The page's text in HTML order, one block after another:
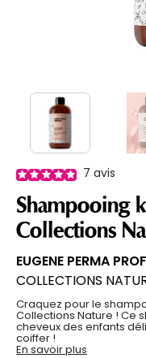
7 avis
Shampooing
Collections
EUGENE PERMA
COLLECTIONS
Craquez pour le
Collections Nature ! Ce
cheveux des enfants
coiffer !
En savoir plus